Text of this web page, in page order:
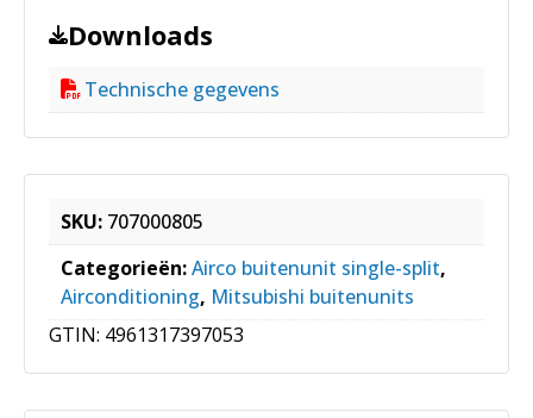
Downloads
Technische gegevens
SKU: 707000805
Categorieën:Airco buitenunit single-split,
Airconditioning, Mitsubishi buitenunits
GTIN: 4961317397053